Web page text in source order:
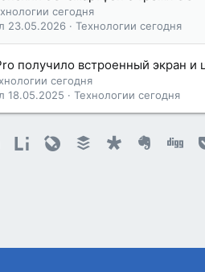
сегодня
Технологии сегодня
23.05.2026
получило встроенный экран и
сегодня
Технологии сегодня
18.05.2025
LinkedinLiveinternet
Livejournal
Buffer DiasporaEvernote